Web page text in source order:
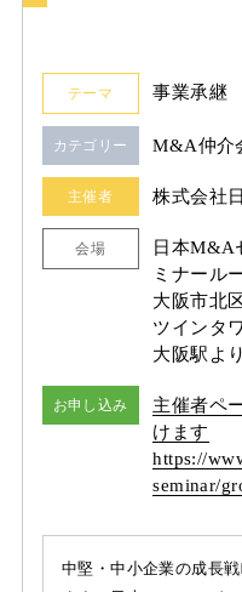
カテゴリー M&A仲介
テーマ 事業承継
主催者 株式会社
会場
日本M&A
ミナール
大阪市北
ツインタ
大阪駅よ
お申し込み
主催者ペ
けます
https://
seminar/
中堅・中小企業の成長